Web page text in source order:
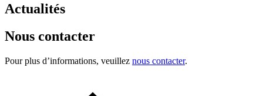
Actualités
Nous contacter
Pour plus d’informations, veuillez nous contacter.